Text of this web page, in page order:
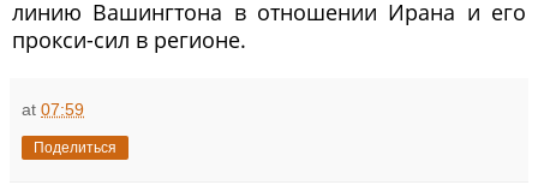
линию Вашингтона в отношении Ирана и его
прокси-сил в регионе.
at 07:59
Поделиться